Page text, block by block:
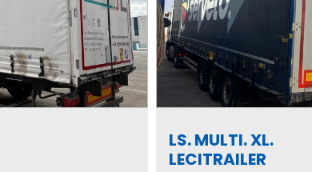
LS. MULTI. XL.
LECITRAILER